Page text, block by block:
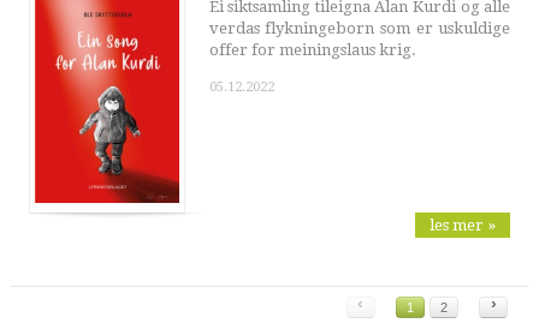
Ei siktsamling tileigna Alan Kurdi og alle
verdas flykningeborn som er uskuldige
offer for meiningslaus krig.
05.12.2022
les mer »
‹ 1 2 ›